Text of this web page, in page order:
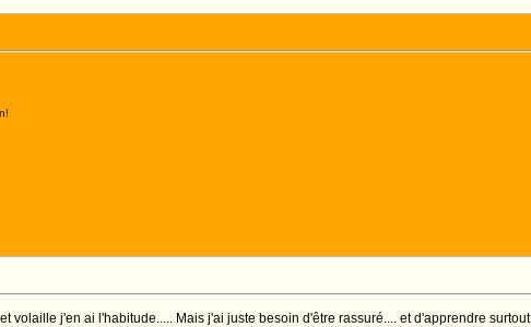
volaille j'en ai l'habitude..... Mais j'ai juste besoin d'être rassuré.... et d'apprendre surtout